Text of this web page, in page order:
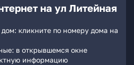
на ул Литейная
кликните по номеру дома на
в открывшемся окне
информацию